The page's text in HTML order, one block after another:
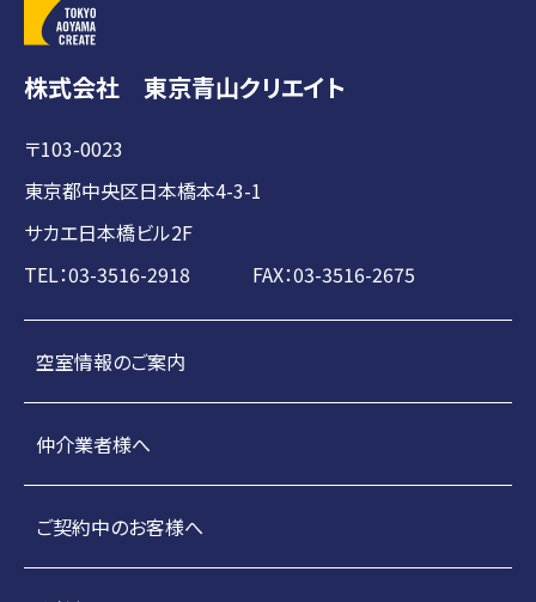
株式会社 東京青山クリエイト
〒103-0023
東京都中央区日本橋本4-3-1
サカエ日本橋ビル2F
TEL：03-3516-2918 FAX：03-3516-2675
空室情報のご案内
仲介業者様へ
ご契約中のお客様へ